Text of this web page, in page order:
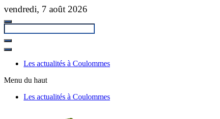
Passer
contenu
principal
vendredi, 7 août 2026
Fermer
rechercheLes actualités à Coulommes
Menu du haut
Les actualités à Coulommes